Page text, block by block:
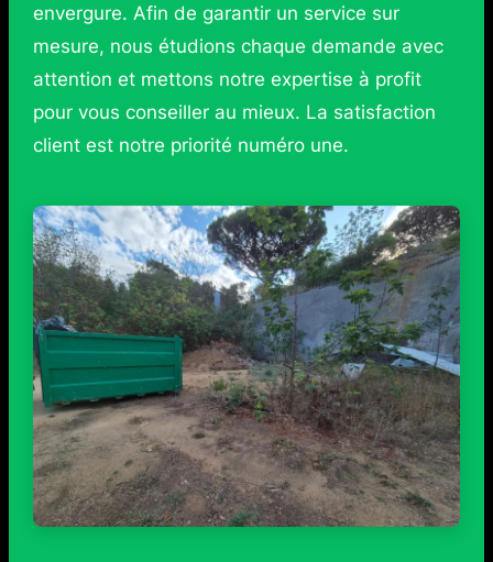
envergure. Afin de garantir un service sur
mesure, nous étudions chaque demande avec
attention et mettons notre expertise à profit
pour vous conseiller au mieux. La satisfaction
client est notre priorité numéro une.